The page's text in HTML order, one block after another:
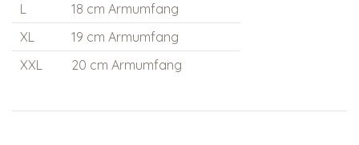
L
18 cm Armumfang
XL
19 cm Armumfang
XXL
20 cm Armumfang